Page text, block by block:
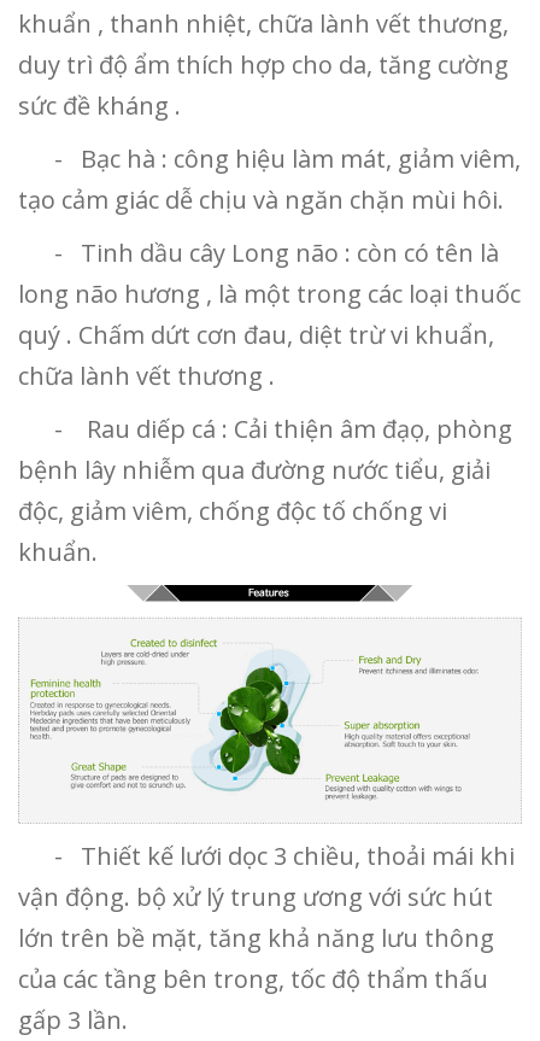
khuẩn , thanh nhiệt, chữa lành vết thương,
duy trì độ ẩm thích hợp cho da, tăng cường
sức đề kháng .
- Bạc hà : công hiệu làm mát, giảm viêm,
tạo cảm giác dễ chịu và ngăn chặn mùi hôi.
- Tinh dầu cây Long não : còn có tên là
long não hương , là một trong các loại thuốc
quý . Chấm dứt cơn đau, diệt trừ vi khuẩn,
chữa lành vết thương .
- Rau diếp cá : Cải thiện âm đạọ, phòng
bệnh lây nhiễm qua đường nước tiểu, giải
độc, giảm viêm, chống độc tố chống vi
khuẩn.
- Thiết kế lưới dọc 3 chiều, thoải mái khi
vận động. bộ xử lý trung ương với sức hút
lớn trên bề mặt, tăng khả năng lưu thông
của các tầng bên trong, tốc độ thẩm thấu
gấp 3 lần.